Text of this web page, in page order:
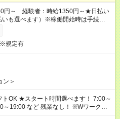
円～ 経験者：時給1350円～★日払い
も選べます）※稼働開始時は手続き完
す。
規定有
ン＞
す！ 7:00～
など 残業なし！ ※Wワークの
週40時間超の就業はご案内できませ